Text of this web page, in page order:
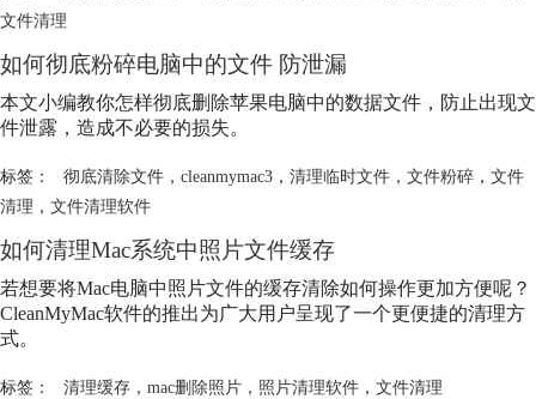
文件清理
如何彻底粉碎电脑中的文件 防泄漏
本文小编教你怎样彻底删除苹果电脑中的数据文件，防止出现文
件泄露，造成不必要的损失。
标签： 彻底清除文件， cleanmymac3， 清理临时文件， 文件粉碎， 文件
清理 ， 文件清理软件
如何清理Mac系统中照片文件缓存
若想要将Mac电脑中照片文件的缓存清除如何操作更加方便呢？
CleanMyMac软件的推出为广大用户呈现了一个更便捷的清理方
式。
标签： 清理缓存， mac删除照片， 照片清理软件， 文件清理